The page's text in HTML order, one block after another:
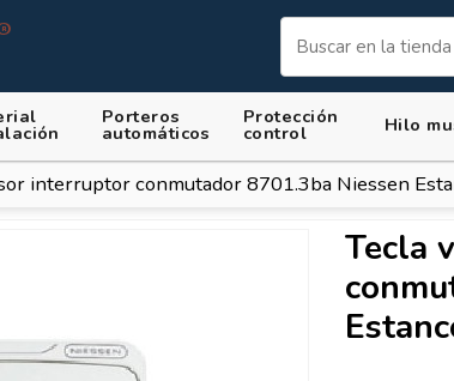
Porteros
automáticos
Protección
control Hilo
interruptor conmutador 8701.3ba Niessen
Tecla